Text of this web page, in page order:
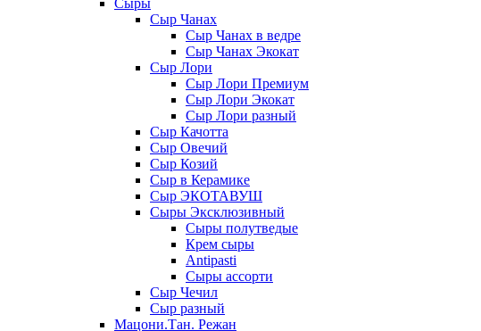
Сыры
Сыр Чанах
Сыр Чанах в ведре
Сыр Чанах Экокат
Сыр Лори
Сыр Лори Премиум
Сыр Лори Экокат
Сыр Лори разный
Сыр Качотта
Сыр Овечий
Сыр Козий
Сыр в Керамике
Сыр ЭКОТАВУШ
Сыры Эксклюзивный
Сыры полутведые
Крем сыры
Antipasti
Сыры ассорти
Сыр Чечил
Сыр разный
Мацони.Тан. Режан